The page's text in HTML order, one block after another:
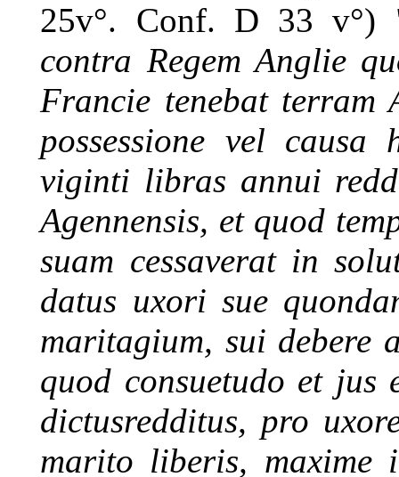
25v°. Conf. D 33 v°)
contra Regem Anglie
Francie tenebat terram
possessione vel causa
viginti libras annui
Agennensis, et quod
suam cessaverat in
datus uxori sue
maritagium, sui debere
quod consuetudo et
dictusredditus, pro
marito liberis, maxime